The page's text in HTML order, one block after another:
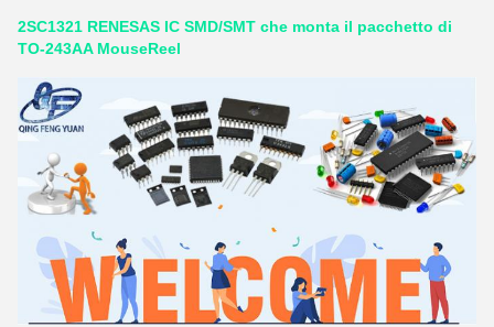
2SC1321 RENESAS IC SMD/SMT che monta il pacchetto di
TO-243AA MouseReel